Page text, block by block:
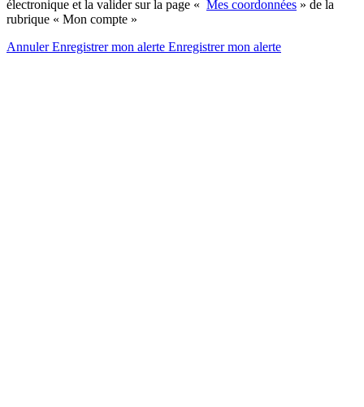
électronique et la valider sur la page « Mes coordonnées » de la
rubrique « Mon compte »
AnnulerEnregistrer mon alerte Enregistrermon alerte